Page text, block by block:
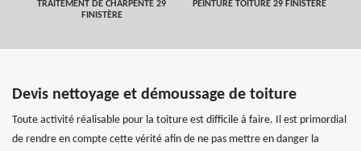
TRAITEMENT DE CHARPENTE 29
FINISTÈRE
PEINTURE TOITURE 29 FINISTÈRE
Devis nettoyage et démoussage de toiture
Toute activité réalisable pour la toiture est difficile à faire. Il est primordial
de rendre en compte cette vérité afin de ne pas mettre en danger la